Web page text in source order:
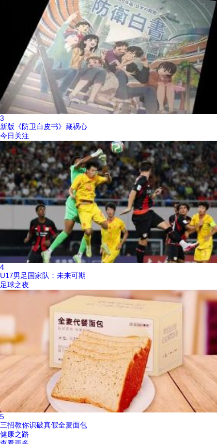
3
新版《防卫白皮书》藏祸心
今日关注
4
U17男足国家队：未来可期
足球之夜
5
三招教你识破真假全麦面包
健康之路